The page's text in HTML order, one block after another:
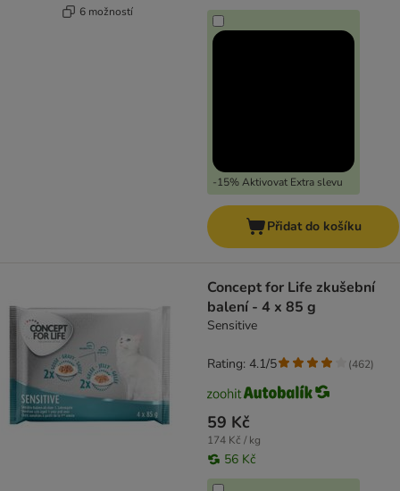
6 možností
-15% Aktivovat Extra slevu
Přidat do košíku
Concept for Life zkušební
balení - 4 x 85 g
Sensitive
59 Kč
174 Kč / kg
56 Kč
Rating: 4.1/5 (462)